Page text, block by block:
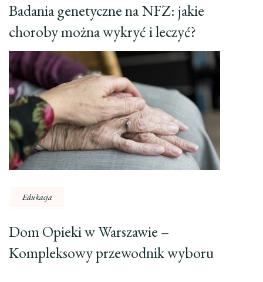
Badania genetyczne na NFZ: jakie
choroby można wykryć i leczyć?
Edukacja
Dom Opieki w Warszawie –
Kompleksowy przewodnik wyboru